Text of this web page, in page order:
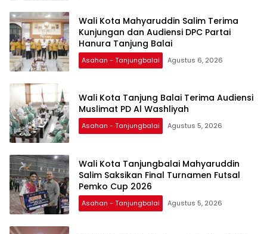
Wali Kota Mahyaruddin Salim Terima
Kunjungan dan Audiensi DPC Partai
Hanura Tanjung Balai
Asahan - Tanjungbalai Agustus 6, 2026
Wali Kota Tanjung Balai Terima Audiensi
Muslimat PD Al Washliyah
Asahan - Tanjungbalai Agustus 5, 2026
Wali Kota Tanjungbalai Mahyaruddin
Salim Saksikan Final Turnamen Futsal
Pemko Cup 2026
Asahan - Tanjungbalai Agustus 5, 2026